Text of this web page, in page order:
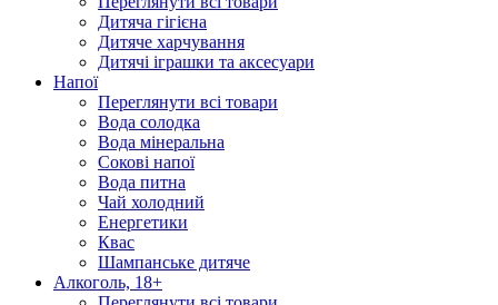
Дитяча гігієна
Дитяче харчування
Дитячі іграшки та аксесуари
Напої
Переглянути всі товари
Вода солодка
Вода мінеральна
Сокові напої
Вода питна
Чай холодний
Енергетики
Квас
Шампанське дитяче
Алкоголь, 18+